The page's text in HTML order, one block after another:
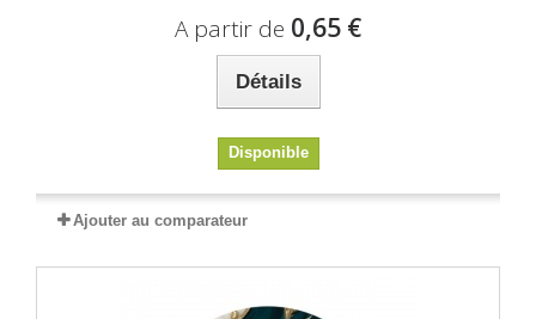
A partir de 0,65 €
Détails
Disponible
Ajouter au comparateur